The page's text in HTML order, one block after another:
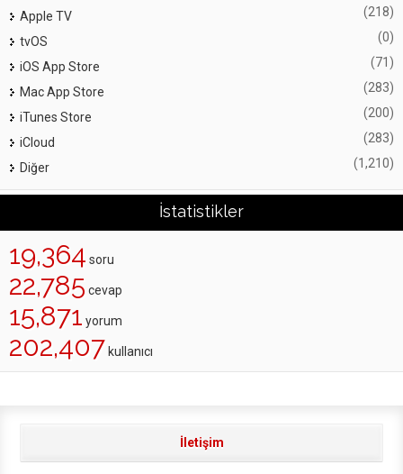
Apple TV (218)
tvOS (0)
iOS App Store (71)
Mac App Store (283)
iTunes Store (200)
iCloud (283)
Diğer (1,210)
İstatistikler
19,364 soru
22,785 cevap
15,871 yorum
202,407 kullanıcı
İletişim